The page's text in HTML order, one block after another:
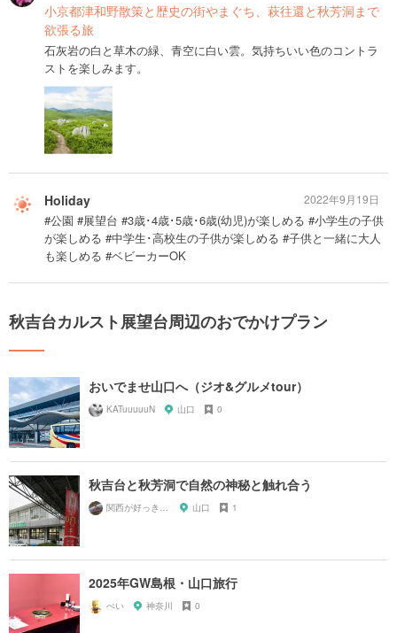
小京都津和野散策と歴史の街やまぐち、萩往還と秋芳洞まで
欲張る旅
石灰岩の白と草木の緑、青空に白い雲。気持ちいい色のコントラ
ストを楽しみます。
Holiday
#公園 #展望台 #3歳･4歳･5歳･6歳(幼児)が楽しめる #小学生の子供
が楽しめる #中学生･高校生の子供が楽しめる #子供と一緒に大人
も楽しめる #ベビーカーOK
2022年9月19日
秋吉台カルスト展望台周辺のおでかけプラン
おいでませ山口へ（ジオ&グルメtour）
KATuuuuuN 山口 0
秋吉台と秋芳洞で自然の神秘と触れ合う
関西が好っきゃねん 山口 1
2025年GW島根・山口旅行
ぺい 神奈川 0